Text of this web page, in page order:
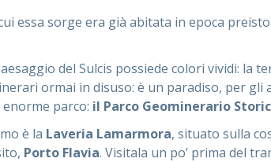
essa sorge era già abitata in epoca
del Sulcis possiede colori vividi: la
ormai in disuso: è un paradiso, per gli
parco: il Parco Geominerario
è la Laveria Lamarmora, situato sulla
Porto Flavia. Visitala un po’ prima del